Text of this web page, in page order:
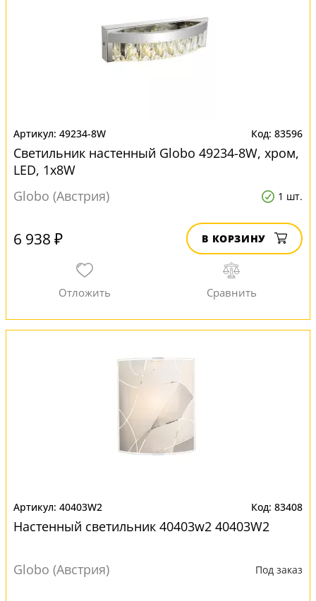
49234-8W 83596
Светильник настенный Globo 49234-8W, хром,
LED, 1x8W
Globo (Австрия)
1 шт.
6 938 ₽ В КОРЗИНУ
40403W2 83408
Настенный светильник 40403w2 40403W2
Globo (Австрия) Под заказ